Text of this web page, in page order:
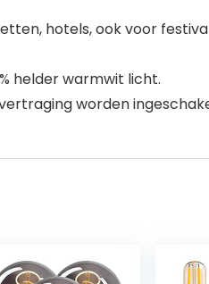
hotels, ook voor
helder warmwit licht.
worden